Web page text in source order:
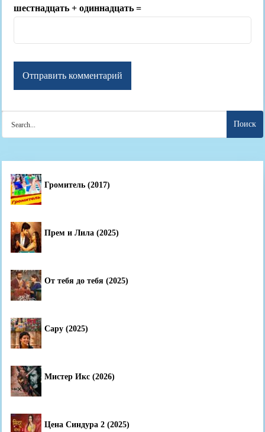
шестнадцать + одиннадцать =
for:
Громитель (2017)
Прем и Лила (2025)
От тебя до тебя (2025)
Сару (2025)
Мистер Икс (2026)
Цена Синдура 2 (2025)